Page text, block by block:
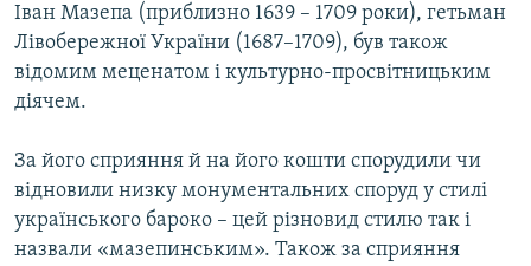
Іван Мазепа (приблизно 1639 – 1709 роки), гетьман
Лівобережної України (1687–1709), був також
відомим меценатом і культурно-просвітницьким
діячем.
За його сприяння й на його кошти спорудили чи
відновили низку монументальних споруд у стилі
українського бароко – цей різновид стилю так і
назвали «мазепинським». Також за сприяння